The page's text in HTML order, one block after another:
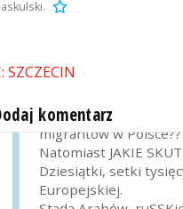
SZCZECIN
komentarz
żale,podobnie jak
@mamoniowa - czy ty
JAKIE FAKTYCZNE
migrantów w
Natomiast JAKIE
Dziesiątki, setki
Europejskiej.